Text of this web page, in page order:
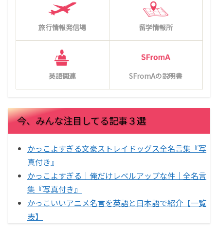
旅行情報発信場 留学情報所
英語関連 SFromAの説明書
今、みんな注目してる記事３選
かっこよすぎる文豪ストレイドッグス全名言集『写
真付き』
かっこよすぎる｜俺だけレベルアップな件｜全名言
集『写真付き』
かっこいいアニメ名言を英語と日本語で紹介【一覧
表】